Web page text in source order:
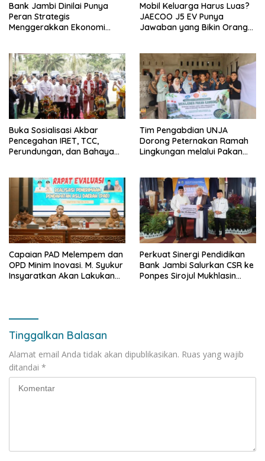
Bank Jambi Dinilai Punya
Peran Strategis
Menggerakkan Ekonomi
Mobil Keluarga Harus Luas?
JAECOO J5 EV Punya
Jawaban yang Bikin Orang
Buka Sosialisasi Akbar
Pencegahan IRET, TCC,
Perundungan, dan Bahaya
bisa jaga diri, 60% masa
depan sudah ada di tangan”
Tim Pengabdian UNJA
Dorong Peternakan Ramah
Lingkungan melalui Pakan
Capaian PAD Melempem dan
OPD Minim Inovasi. M. Syukur
Insyaratkan Akan Lakukan
Perkuat Sinergi Pendidikan
Bank Jambi Salurkan CSR ke
Ponpes Sirojul Mukhlasin
Tinggalkan Balasan
Alamat email Anda tidak akan dipublikasikan. Ruas yang wajib
ditandai *